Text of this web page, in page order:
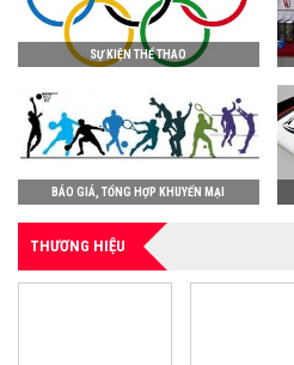
SỰ KIỆN THỂ THAO
BÁO GIÁ, TỔNG HỢP KHUYẾN MẠI
THƯƠNG HIỆU